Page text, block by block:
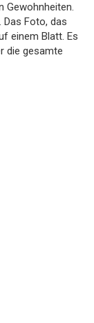
Gewohnheiten.
Das Foto, das
einem Blatt. Es
die gesamte